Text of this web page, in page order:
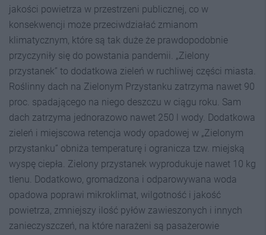
jakości powietrza w przestrzeni publicznej, co w
konsekwencji może przeciwdziałać zmianom
klimatycznym, które są tak duże że prawdopodobnie
przyczyniły się do powstania pandemii. „Zielony
przystanek” to dodatkowa zieleń w ruchliwej części miasta.
Roślinny dach na Zielonym Przystanku zatrzyma nawet 90
proc. spadającego na niego deszczu w ciągu roku. Sam
dach zatrzyma jednorazowo nawet 250 l wody. Dodatkowa
zieleń i miejscowa retencja wody opadowej w „Zielonym
przystanku” obniża temperaturę i ogranicza tzw. miejską
wyspę ciepła. Zielony przystanek wyprodukuje nawet 10 kg
tlenu. Dodatkowo, gromadzona i odparowywana woda
opadowa poprawi mikroklimat, wilgotność i jakość
powietrza, zmniejszy ilość pyłów zawieszonych i innych
zanieczyszczeń, na które narażeni są pasażerowie